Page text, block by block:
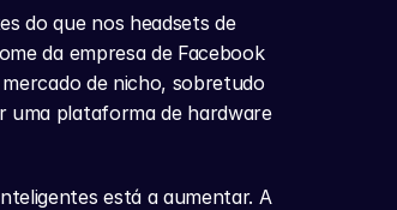
do que nos headsets de
da empresa de Facebook
de nicho, sobretudo
uma plataforma de hardware
está a aumentar. A